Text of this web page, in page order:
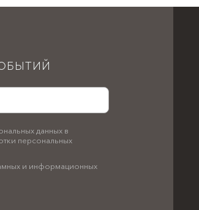
данных в
персональных
и информационных